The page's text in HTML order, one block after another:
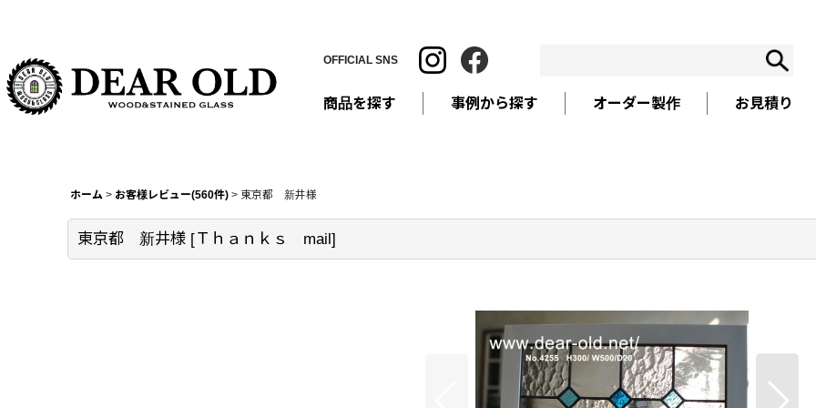
商品を探す 事例から探す オーダー製作 お見積り
OFFICIAL SNS
ホーム > お客様レビュー(560件) > 東京都 新井様
東京都 新井様 [Ｔｈａｎｋｓ mail]